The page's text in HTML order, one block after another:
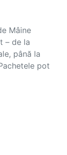
Mâine
– de la
până la
pot